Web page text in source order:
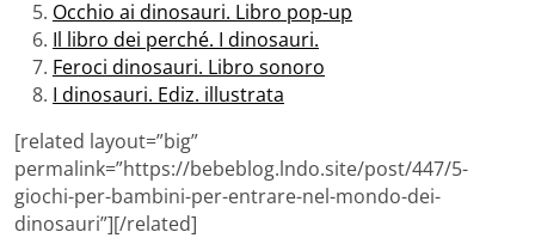
Occhio ai dinosauri. Libro pop-up
Il libro dei perché. I dinosauri.
Feroci dinosauri. Libro sonoro
I dinosauri. Ediz. illustrata
[related layout=”big”
permalink=”https://bebeblog.lndo.site/post/447/5-
giochi-per-bambini-per-entrare-nel-mondo-dei-
dinosauri”][/related]